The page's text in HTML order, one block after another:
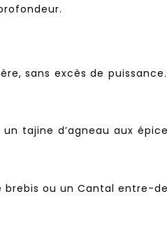
sans excès de
tajine d’agneau aux
ou un Cantal entre-